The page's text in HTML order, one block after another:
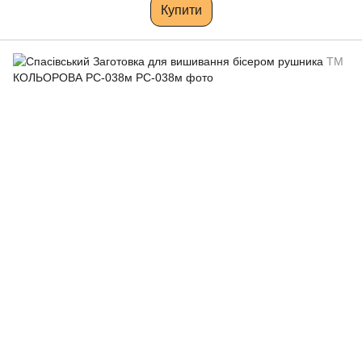
Купити